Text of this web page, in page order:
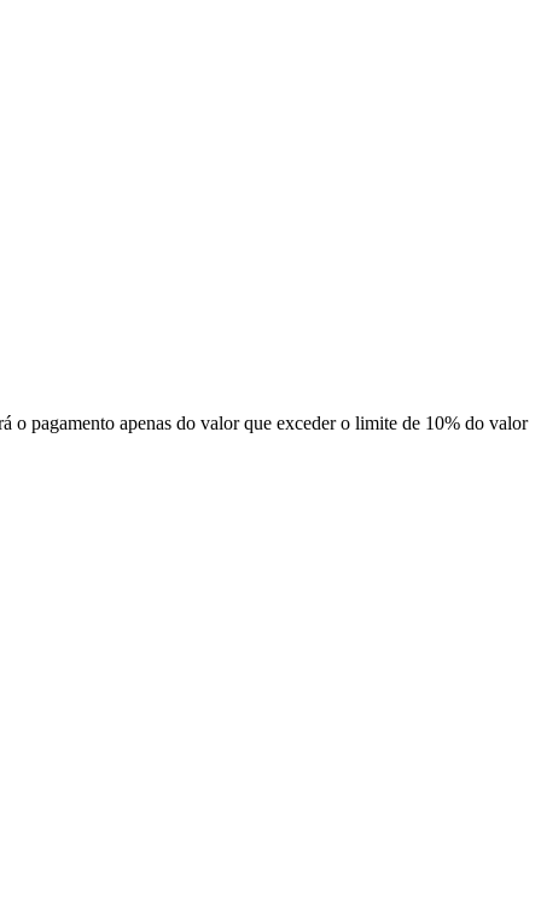
pagamento apenas do valor que exceder o limite de 10% do valor